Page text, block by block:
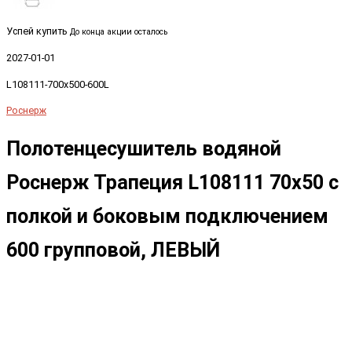
Успей купить До конца акции осталось
2027-01-01
L108111-700x500-600L
Роснерж
Полотенцесушитель водяной
Роснерж Трапеция L108111 70x50 с
полкой и боковым подключением
600 групповой, ЛЕВЫЙ